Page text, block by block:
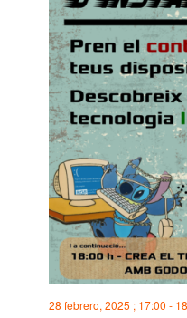
28 febrero, 2025 ; 17:00 -